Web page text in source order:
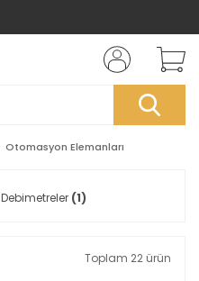
Otomasyon Elemanları
Debimetreler (1)
Toplam 22 ürün